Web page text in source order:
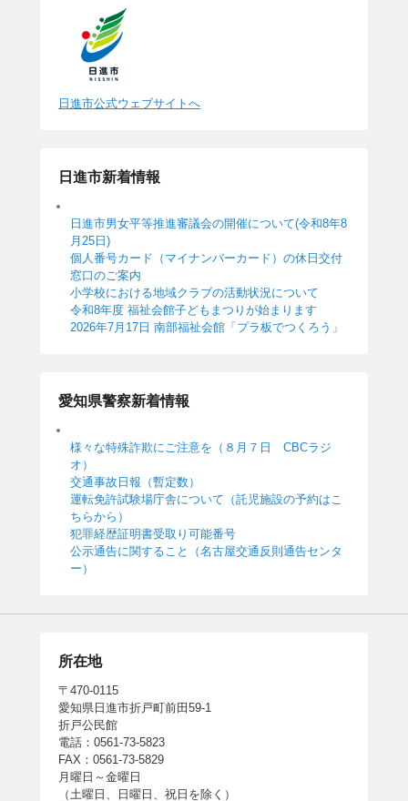
日進市公式ウェブサイトへ
日進市新着情報
日進市男女平等推進審議会の開催について(令和8年8
月25日)
個人番号カード（マイナンバーカード）の休日交付
窓口のご案内
小学校における地域クラブの活動状況について
令和8年度 福祉会館子どもまつりが始まります
2026年7月17日 南部福祉会館「プラ板でつくろう」
愛知県警察新着情報
様々な特殊詐欺にご注意を（８月７日 CBCラジ
オ）
交通事故日報（暫定数）
運転免許試験場庁舎について（託児施設の予約はこ
ちらから）
犯罪経歴証明書受取り可能番号
公示通告に関すること（名古屋交通反則通告センタ
ー）
所在地
〒470-0115
愛知県日進市折戸町前田59-1
折戸公民館
電話：0561-73-5823
FAX：0561-73-5829
月曜日～金曜日
（土曜日、日曜日、祝日を除く）